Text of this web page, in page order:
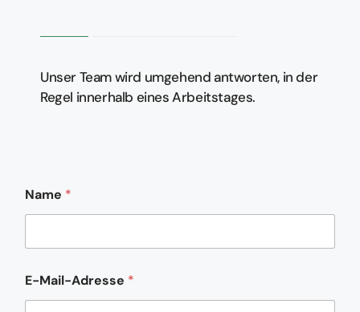
Unser Team wird umgehend antworten, in der
Regel innerhalb eines Arbeitstages.
Name *
E-Mail-Adresse *